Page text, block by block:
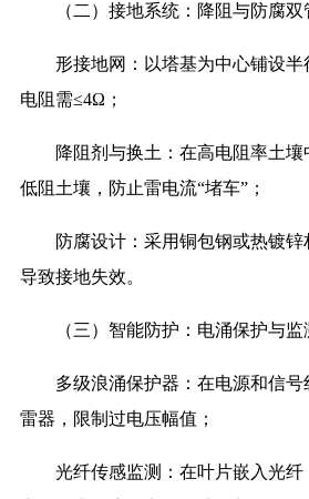
（二）接地系统：降阻与防腐
形接地网：以塔基为中心铺设
电阻需≤4Ω；
降阻剂与换土：在高电阻率土
低阻土壤，防止雷电流“堵车”；
防腐设计：采用铜包钢或热镀
导致接地失效。
（三）智能防护：电涌保护与
多级浪涌保护器：在电源和信
雷器，限制过电压幅值；
光纤传感监测：在叶片嵌入光